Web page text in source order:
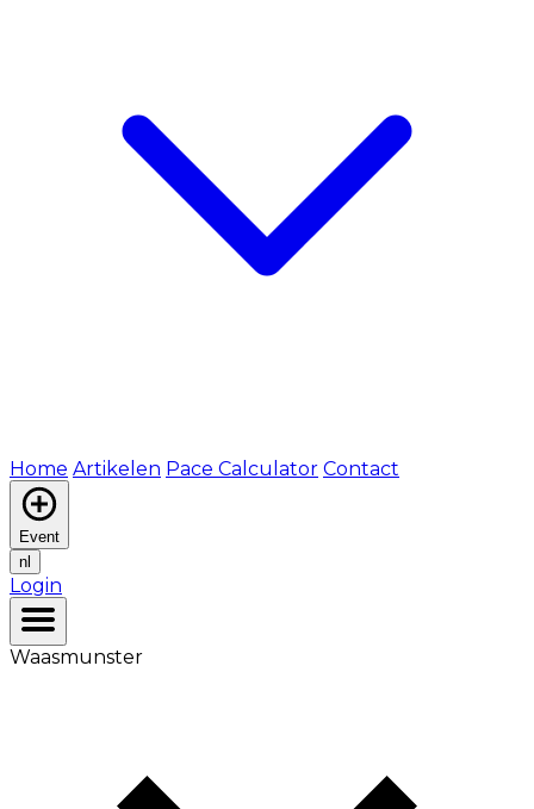
Home Artikelen Pace Calculator Contact
Event
nl
Login
Waasmunster